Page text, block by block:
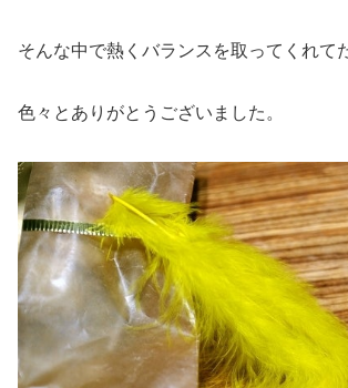
そんな中で熱くバランスを取ってくれて
色々とありがとうございました。